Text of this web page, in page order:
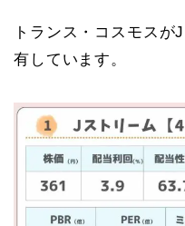
トランス・コスモス
有しています。